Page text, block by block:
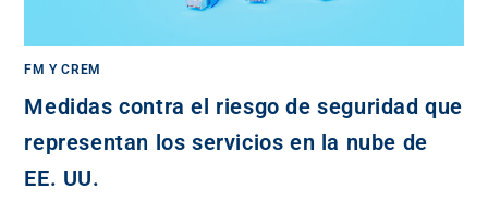
FM Y CREM
Medidas contra el riesgo de seguridad que
representan los servicios en la nube de
EE. UU.